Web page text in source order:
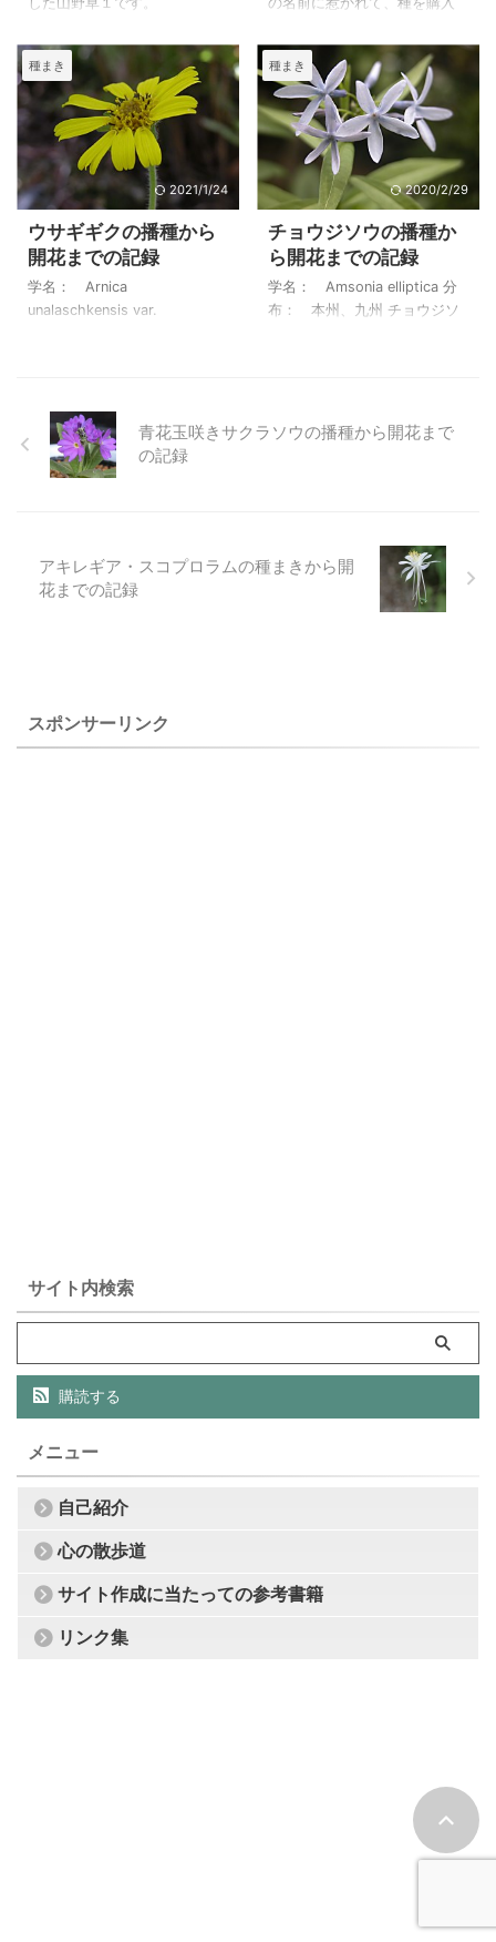
風除けをした場所で乾燥しな
いように注意して管 ...
蝦夷砂、軽石、富士砂、桐生
砂などを混ぜて水洗いした用
土に播き ...
年目開花の花と２年目開花の
花、その年に開花する花があ
ってこの年に開花した花もか
なりおおくなりましたので２
ページに分けました。
は雑草のようでした。 播種か
ら芽生え、開花までの記録を
写真を入れて載せています。
ヒメエゾチチコグサの播種か
ら開花までの記録 ２００４年
５月１７日撮影 ２００４年１
月１７日、山砂、蝦夷砂、富
士砂、桐生砂などを混ぜた用
土を水洗いして播く。 霜よけ
と風除けをした場所で乾燥し
ないように注意して管理し
た。 ２００４年３月３０日に
種まき
2021/1/24
ウサギギクの播種から
開花までの記録
学名： Arnica
unalaschkensis var.
から発芽、植え替えから開花
までの記録を写真とともに掲
載しています。 ウサギギクの
開花までの記録 ２００３年４
月２日撮影 ２００３年１月２
種まき
2020/2/29
チョウジソウの播種か
ら開花までの記録
学名： Amsonia elliptica 分
布： 本州、九州 チョウジソ
ての経験なので、開花までに
います。 チョウジソウの播種
から開花までの記録 ２００３
年５月２３日撮影 ２００３年
１月１２日赤玉土、鹿沼土、
青花玉咲きサクラソウの播種から開花まで
の記録
アキレギア・スコプロラムの種まきから開
花までの記録
スポンサーリンク
サイト内検索
購読する
メニュー
自己紹介
心の散歩道
サイト作成に当たっての参考書籍
リンク集